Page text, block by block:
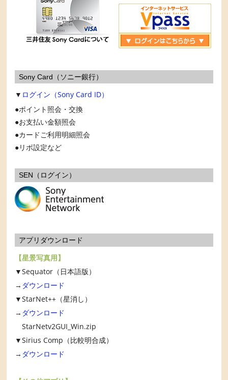
Sony Card（ソニー銀行）
▼ ログイン（Sony Card ID）
ポイント照会・交換
お支払い金額照会
カードご利用明細照会
リボ設定など
SEN（ログイン）
アプリダウンロード
【星景写真用】
▼Sequator（日本語版）
→ ダウンロード
▼StarNet++（星消し）
→ ダウンロード
StarNetv2GUI_Win.zip
▼Sirius Comp（比較明合成）
→ ダウンロード